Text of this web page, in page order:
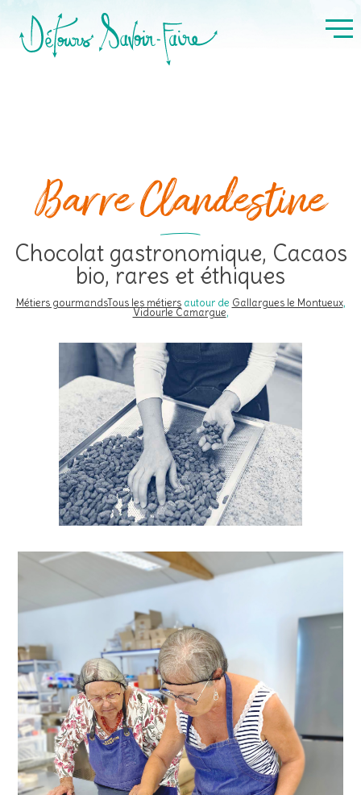
Barre Clandestine
Chocolat gastronomique, Cacaos
bio, rares et éthiques
Métiers gourmandsTous les métiersautour de Gallargues le Montueux,
Vidourle Camargue,